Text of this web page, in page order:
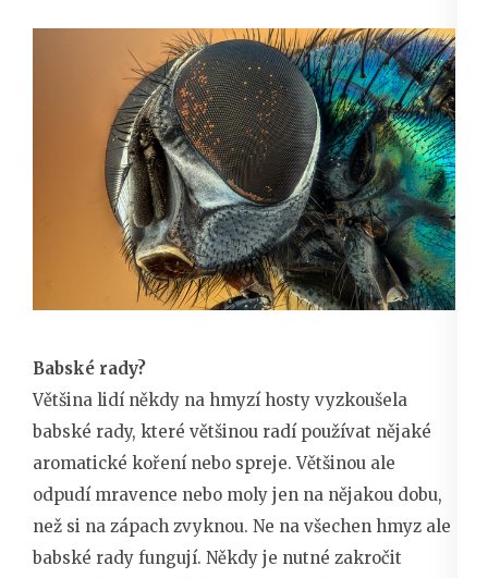
Babské rady?
Většina lidí někdy na hmyzí hosty vyzkoušela
babské rady, které většinou radí používat nějaké
aromatické koření nebo spreje. Většinou ale
odpudí mravence nebo moly jen na nějakou dobu,
než si na zápach zvyknou. Ne na všechen hmyz ale
babské rady fungují. Někdy je nutné zakročit